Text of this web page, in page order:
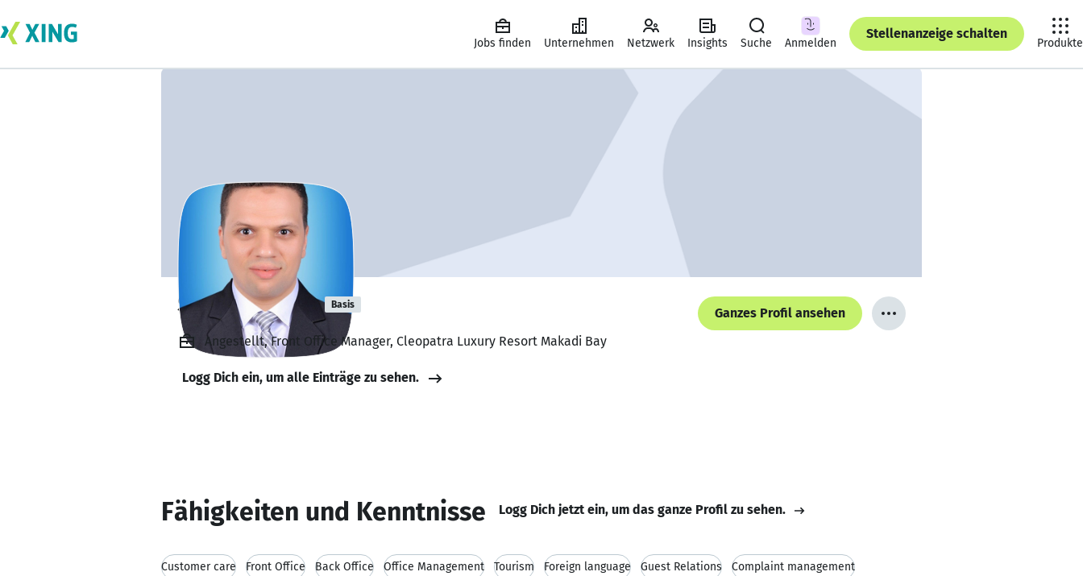
Jobs finden Unternehmen Netzwerk Insights Suche Anmelden
Stellenanzeige schalten
Produkte
Samir Rashed Basis
Ganzes Profil ansehen
Angestellt, Front Office Manager, Cleopatra Luxury Resort Makadi Bay
Logg Dich ein, um alle Einträge zu sehen.
Fähigkeiten und Kenntnisse Logg Dich jetzt ein, um das ganze Profil zu sehen.
Customer care Front Office Back Office Office Management Tourism Foreign language Guest Relations Complaint management